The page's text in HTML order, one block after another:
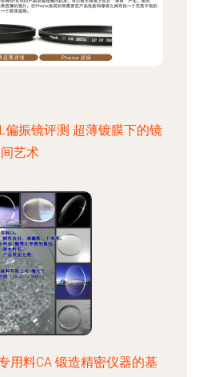
偏振镜评测 超薄镀膜下的镜
间艺术
用料CA 锻造精密仪器的基